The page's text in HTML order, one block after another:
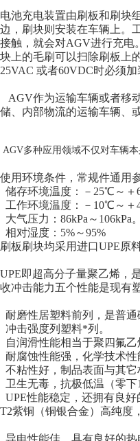
电池充电装置由刷板和刷块
边，刷块则安装在车辆上。
接触，就会对AGV进行充电
块上的毛刷可以扫除刷板上
25VAC 或者60VDC时必须
AGV作为运输车辆或者移
储、内部物流的运输车辆、
AGV多种应用领域不仅对车辆
使用环境条件，常规件通用
储存环境温度：－25℃～＋
工作环境温度：－10℃～＋
大气压力：86kPa～106kPa。
相对湿度：5%～95%
刷板刷块均采用进口UPE原
UPE即超高分子量聚乙烯，
收冲击能力五个性能是现有
耐磨性居塑料前列，是普通
冲击强度列塑料*列。
自润滑性能相当于聚四氟乙
耐腐蚀性能强，化学技术性
不粘性好，制品表面与其它
卫生无毒，抗极低温（零下
UPE性能稳定，还拥有良
T2紫铜（铜银合金）高纯度
导电性能佳，具有良好的热